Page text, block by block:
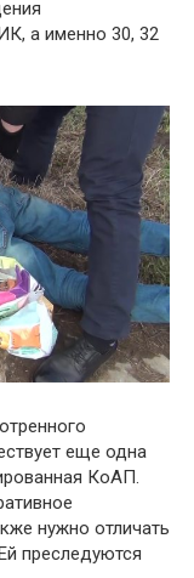
а именно 30, 32
еще одна
КоАП.
нужно отличать
преследуются